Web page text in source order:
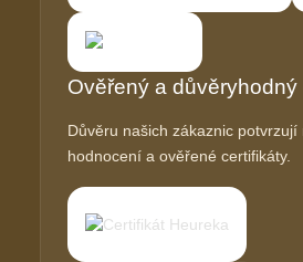
Ověřený a důvěryhodný
Důvěru našich zákaznic potvrzují
hodnocení a ověřené certifikáty.